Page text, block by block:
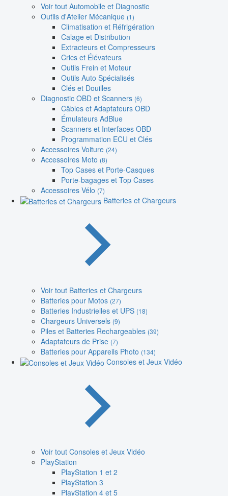
Voir tout Automobile et Diagnostic
Outils d'Atelier Mécanique (1)
Climatisation et Réfrigération
Calage et Distribution
Extracteurs et Compresseurs
Crics et Élévateurs
Outils Frein et Moteur
Outils Auto Spécialisés
Clés et Douilles
Diagnostic OBD et Scanners (6)
Câbles et Adaptateurs OBD
Émulateurs AdBlue
Scanners et Interfaces OBD
Programmation ECU et Clés
Accessoires Voiture (24)
Accessoires Moto (8)
Top Cases et Porte-Casques
Porte-bagages et Top Cases
Accessoires Vélo (7)
Batteries et Chargeurs
Voir tout Batteries et Chargeurs
Batteries pour Motos (27)
Batteries Industrielles et UPS (18)
Chargeurs Universels (9)
Piles et Batteries Rechargeables (39)
Adaptateurs de Prise (7)
Batteries pour Appareils Photo (134)
Consoles et Jeux Vidéo
Voir tout Consoles et Jeux Vidéo
PlayStation
PlayStation 1 et 2
PlayStation 3
PlayStation 4 et 5